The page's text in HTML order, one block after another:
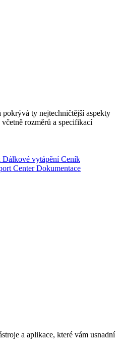
ty nejtechničtější aspekty
rozměrů a specifikací
Dálkové vytápěníCeník
CenterDokumentace
a aplikace, které vám usnadní